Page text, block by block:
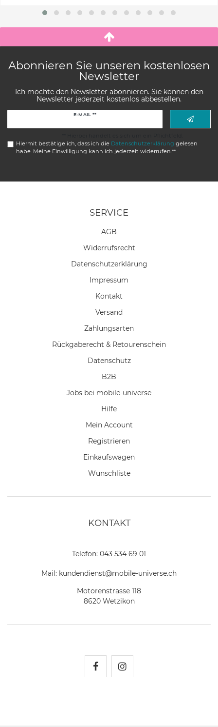
Abonnieren Sie unseren kostenlosen
Newsletter
Ich möchte den Newsletter abonnieren. Sie können den
Newsletter jederzeit kostenlos abbestellen.
E-MAIL **
Hiermit bestätige ich, dass ich die Daten­schutz­erklärung gelesen
habe. Meine Einwilligung kann ich jederzeit widerrufen.**
SERVICE
AGB
Widerrufs­recht
Daten­schutz­erklärung
Impressum
Kontakt
Versand
Zahlungsarten
Rückgaberecht & Retourenschein
Datenschutz
B2B
Jobs bei mobile-universe
Hilfe
Mein Account
Registrieren
Einkaufswagen
Wunschliste
KONTAKT
Telefon: 043 534 69 01
Mail: kundendienst@mobile-universe.ch
Motorenstrasse 118
8620 Wetzikon